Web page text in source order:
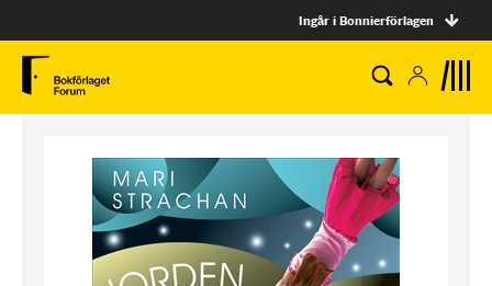
Ingår i Bonnierförlagen